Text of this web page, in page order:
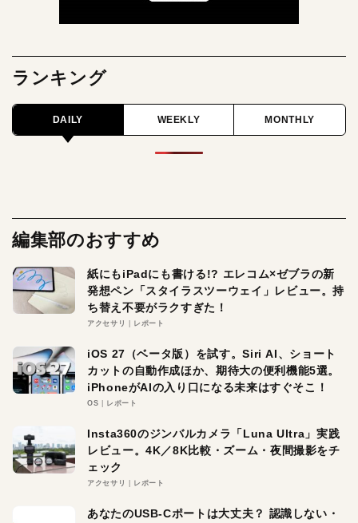
ランキング
DAILY WEEKLY MONTHLY
編集部のおすすめ
紙にもiPadにも書ける!? エレコム×ゼブラの新
発想ペン「スタイラスツーウェイ」レビュー。持
ち替え不要がラクすぎた！
アクセサリ レポート
iOS 27（ベータ版）を試す。Siri AI、ショート
カットの自動作成ほか、期待大の便利機能5選。
iPhoneがAIの入り口になる未来はすぐそこ！
OS レポート
Insta360のジンバルカメラ「Luna Ultra」実践
レビュー。4K／8K比較・ズーム・夜間撮影をチ
ェック
アクセサリ レポート
あなたのUSB-Cポートは大丈夫？ 認識しない・